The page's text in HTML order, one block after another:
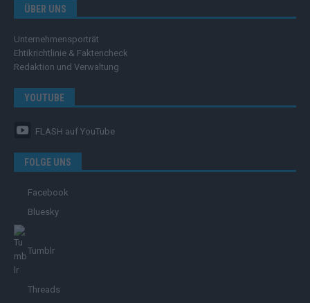
ÜBER UNS
Unternehmensporträt
Ehtikrichtlinie & Faktencheck
Redaktion und Verwaltung
YOUTUBE
FLASH auf YouTube
FOLGE UNS
Facebook
Bluesky
Tumblr
Threads